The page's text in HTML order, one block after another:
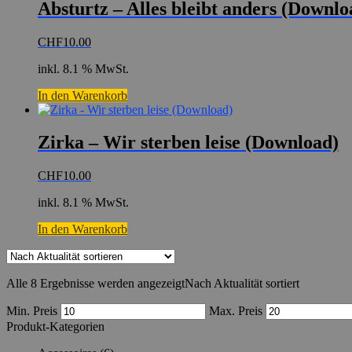
Absturtz – Alles bleibt anders
CHF10.00
inkl. 8.1 % MwSt.
In den Warenkorb
Zirka – Wir sterben leise (Download)
CHF10.00
inkl. 8.1 % MwSt.
In den Warenkorb
Alle 8 Ergebnisse werden angezeigtNach Aktualität sortiert
Min. Preis Max. Preis
Produkt-Kategorien